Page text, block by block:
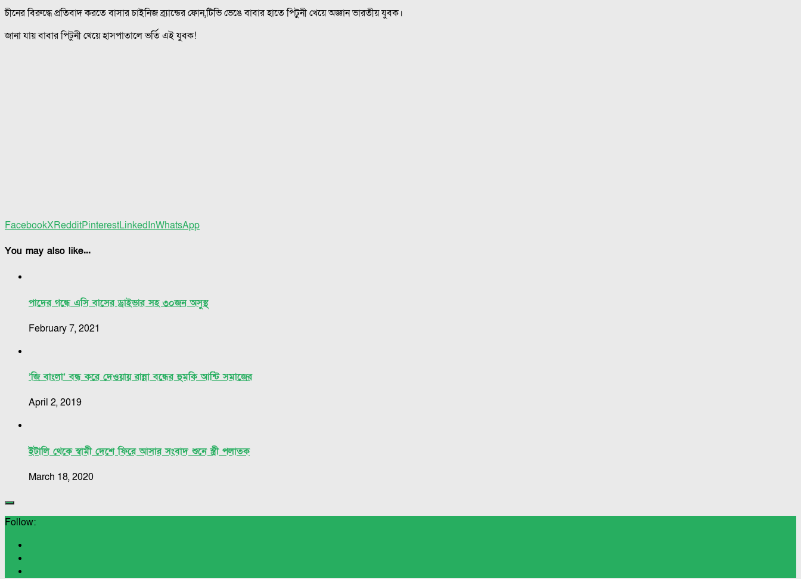
চীনের বিরুদ্ধে প্রতিবাদ করতে বাসার চাইনিজ ব্র‍্যান্ডের ফোন,টিভি ভেঙে বাবার হাতে পিটুনী খেয়ে অজ্ঞান ভারতীয় যুবক।
জানা যায় বাবার পিটুনী খেয়ে হাসপাতালে ভর্তি এই যুবক!
FacebookXRedditPinterestLinkedInWhatsApp
You may also like...
পাদের গন্ধে এসি বাসের ড্রাইভার সহ ৩০জন অসুস্থ
February 7, 2021
’জি বাংলা’ বন্ধ করে দেওয়ায় রান্না বন্ধের হুমকি আন্টি সমাজের
April 2, 2019
ইটালি থেকে স্বামী দেশে ফিরে আসার সংবাদ শুনে স্ত্রী পলাতক
March 18, 2020
Follow: